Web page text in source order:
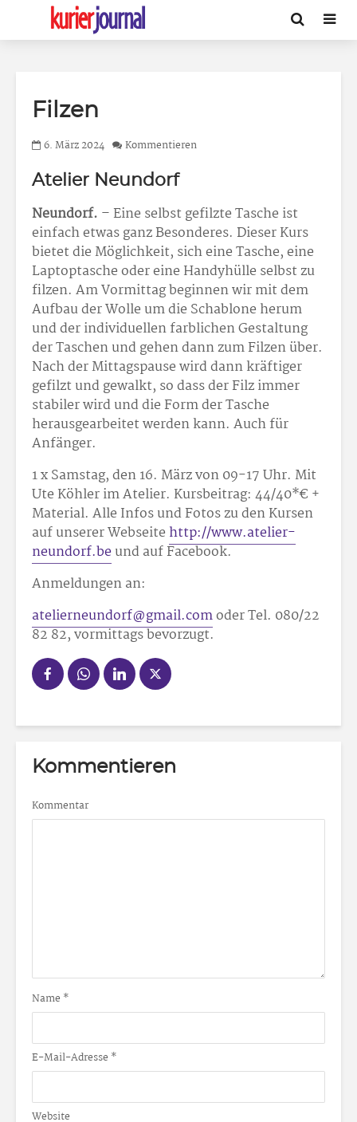
Filzen
6. März 2024 Kommentieren
Atelier Neundorf
Neundorf. – Eine selbst gefilzte Tasche ist
einfach etwas ganz Besonderes. Dieser Kurs
bietet die Möglichkeit, sich eine Tasche, eine
Laptoptasche oder eine Handyhülle selbst zu
filzen. Am Vormittag beginnen wir mit dem
Aufbau der Wolle um die Schablone herum
und der individuellen farblichen Gestaltung
der Taschen und gehen dann zum Filzen über.
Nach der Mittagspause wird dann kräftiger
gefilzt und gewalkt, so dass der Filz immer
stabiler wird und die Form der Tasche
herausgearbeitet werden kann. Auch für
Anfänger.
1 x Samstag, den 16. März von 09-17 Uhr. Mit
Ute Köhler im Atelier. Kursbeitrag: 44/40*€ +
Material. Alle Infos und Fotos zu den Kursen
auf unserer Webseite http://www.atelier-
neundorf.beund auf Facebook.
Anmeldungen an:
atelierneundorf@gmail.comoder Tel. 080/22
82 82, vormittags bevorzugt.
Kommentieren
Kommentar
Name *
E-Mail-Adresse *
Website